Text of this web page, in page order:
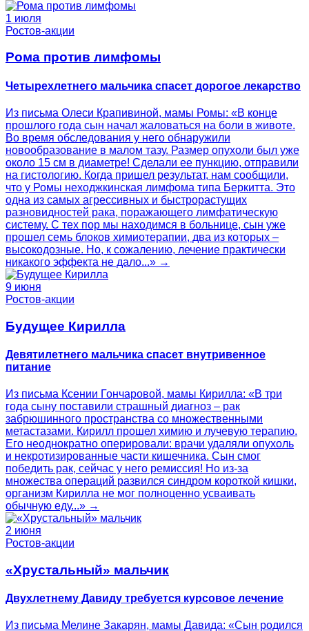
1 июля
Ростов-акции
Рома против лимфомы
Четырехлетнего мальчика спасет дорогое лекарство
Из письма Олеси Крапивиной, мамы Ромы: «В конце
прошлого года сын начал жаловаться на боли в животе.
Во время обследования у него обнаружили
новообразование в малом тазу. Размер опухоли был уже
около 15 см в диаметре! Сделали ее пункцию, отправили
на гистологию. Когда пришел результат, нам сообщили,
что у Ромы неходжкинская лимфома типа Беркитта. Это
одна из самых агрессивных и быстрорастущих
разновидностей рака, поражающего лимфатическую
систему. С тех пор мы находимся в больнице, сын уже
прошел семь блоков химиотерапии, два из которых –
высокодозные. Но, к сожалению, лечение практически
никакого эффекта не дало...» →
9 июня
Ростов-акции
Будущее Кирилла
Девятилетнего мальчика спасет внутривенное
питание
Из письма Ксении Гончаровой, мамы Кирилла: «В три
года сыну поставили страшный диагноз – рак
забрюшинного пространства со множественными
метастазами. Кирилл прошел химию и лучевую терапию.
Его неоднократно оперировали: врачи удаляли опухоль
и некротизированные части кишечника. Сын смог
победить рак, сейчас у него ремиссия! Но из-за
множества операций развился синдром короткой кишки,
организм Кирилла не мог полноценно усваивать
обычную еду...» →
2 июня
Ростов-акции
«Хрустальный» мальчик
Двухлетнему Давиду требуется курсовое лечение
Из письма Мелине Закарян, мамы Давида: «Сын родился